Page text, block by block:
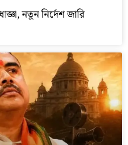
নতুন নির্দেশ জারি